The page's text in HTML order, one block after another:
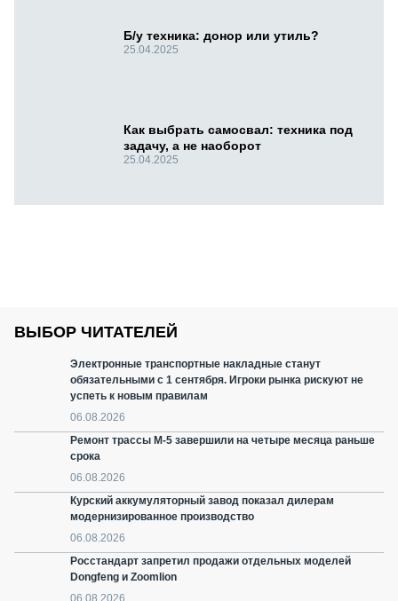
Б/у техника: донор или утиль?
25.04.2025
Как выбрать самосвал: техника под
задачу, а не наоборот
25.04.2025
ВЫБОР ЧИТАТЕЛЕЙ
Электронные транспортные накладные станут
обязательными с 1 сентября. Игроки рынка рискуют не
успеть к новым правилам
06.08.2026
Ремонт трассы М-5 завершили на четыре месяца раньше
срока
06.08.2026
Курский аккумуляторный завод показал дилерам
модернизированное производство
06.08.2026
Росстандарт запретил продажи отдельных моделей
Dongfeng и Zoomlion
06.08.2026